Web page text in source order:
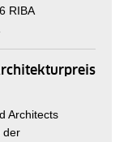
RIBA
Architects
der